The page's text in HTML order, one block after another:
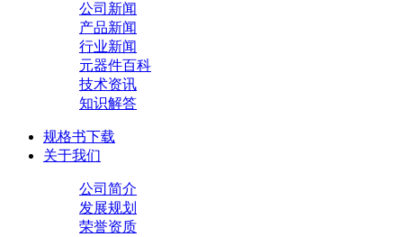
公司新闻
产品新闻
行业新闻
元器件百科
技术资讯
知识解答
规格书下载
关于我们
公司简介
发展规划
荣誉资质